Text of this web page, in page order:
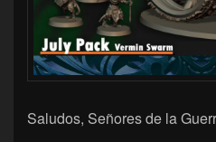
Saludos, Señores de la